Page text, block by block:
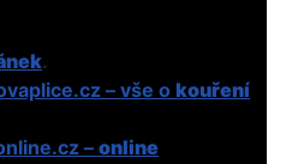
.
– vše o kouření
–online